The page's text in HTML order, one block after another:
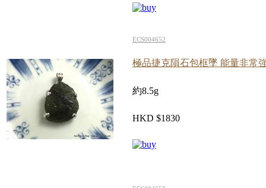
ECS004652
極品捷克隕石包框墜 能量非常
約8.5g
HKD $1830